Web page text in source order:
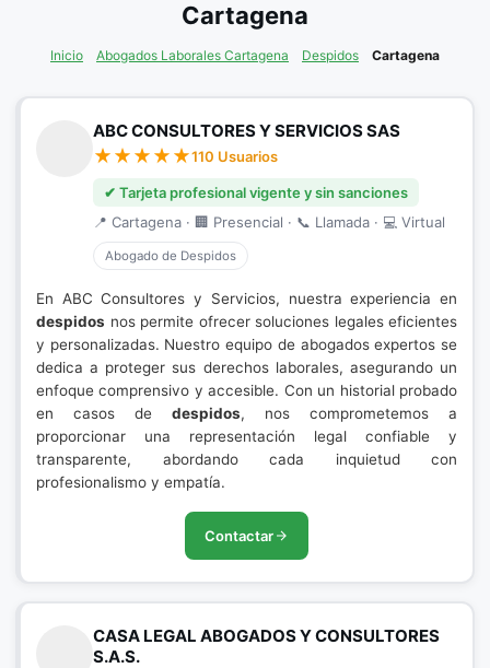
Cartagena
Inicio Abogados Laborales Cartagena Despidos Cartagena
ABC CONSULTORES Y SERVICIOS SAS
110 Usuarios
✔ Tarjeta profesional vigente y sin sanciones
📍 Cartagena · 🏢 Presencial · 📞 Llamada · 💻 Virtual
Abogado de Despidos
En ABC Consultores y Servicios, nuestra experiencia en
despidos nos permite ofrecer soluciones legales eficientes
y personalizadas. Nuestro equipo de abogados expertos se
dedica a proteger sus derechos laborales, asegurando un
enfoque comprensivo y accesible. Con un historial probado
en casos de despidos, nos comprometemos a
proporcionar una representación legal confiable y
transparente, abordando cada inquietud con
profesionalismo y empatía.
Contactar
CASA LEGAL ABOGADOS Y CONSULTORES
S.A.S.